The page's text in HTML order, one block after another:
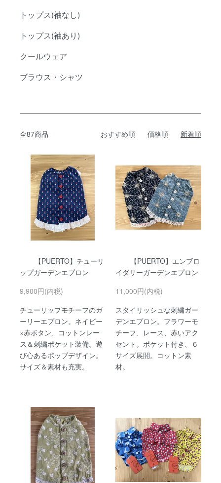
トップス(袖なし)
トップス(袖あり)
クールウェア
ブラウス・シャツ
全87商品 おすすめ順 価格順 新着順
【PUERTO】チューリ
ップガーデンエプロン
9,900円(内税)
チューリップモチーフのガ
ーリーエプロン。ネイビー
×赤ボタン、コットンレー
ス＆刺繍ポケット装備。遊
び心あるポップデザイン。
サイズ＆素材も充実。
【PUERTO】エンブロ
イダリーガーデンエプロン
11,000円(内税)
スタイリッシュな刺繍ガー
デンエプロン。フラワーモ
チーフ、レース、赤いアク
セント。ポケット付き、６
サイズ展開。コットン素
材。